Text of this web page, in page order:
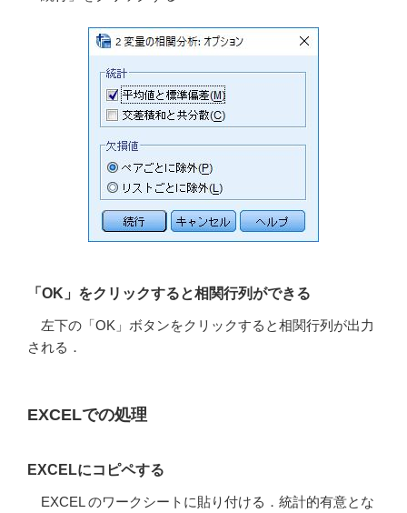
「OK」をクリックすると相関行列ができる
左下の「OK」ボタンをクリックすると相関行列が出力
される．
EXCELでの処理
EXCELにコピペする
EXCEL のワークシートに貼り付ける．統計的有意とな